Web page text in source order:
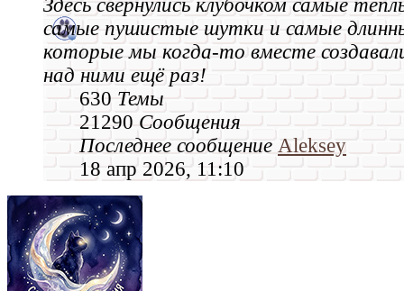
Здесь свернулись клубочком самые
самые пушистые шутки и самые
которые мы когда‑то вместе
над ними ещё раз!
630 Темы
21290 Сообщения
Последнее сообщение Aleksey
18 апр 2026, 11:10